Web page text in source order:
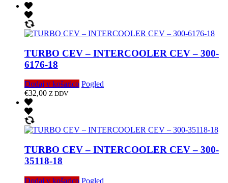
TURBO CEV – INTERCOOLER CEV – 300-
6176-18
Dodaj v košarico Pogled
€32,00 Z DDV
TURBO CEV – INTERCOOLER CEV – 300-
35118-18
Dodaj v košarico Pogled